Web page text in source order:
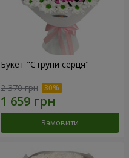
Букет "Струни серця"
2 370 грн
Замовити